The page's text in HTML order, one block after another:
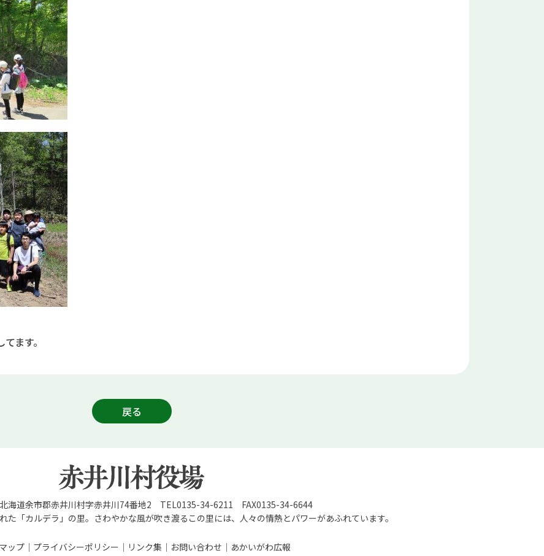
ます。
戻る
海道余市郡赤井川村字赤井川74番地2 TEL0135-34-6211 FAX0135-34-6644
た「カルデラ」の里。さわやかな風が吹き渡るこの里には、人々の情熱とパワーがあふれています。
ップ プライバシーポリシー リンク集 お問い合わせ あかいがわ広報